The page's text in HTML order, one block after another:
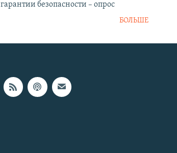
гарантии безопасности – опрос
БОЛЬШЕ